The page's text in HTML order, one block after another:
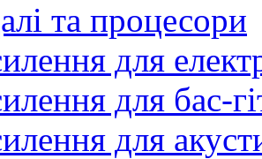
та процесори
для
для бас-
для